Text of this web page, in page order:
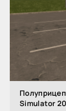
Полуприцеп
Simulator